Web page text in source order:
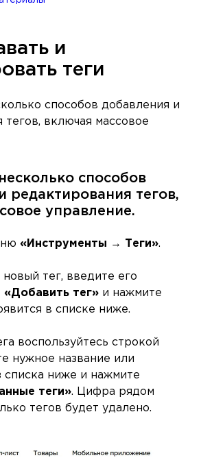
и
теги
способов добавления и
тегов, включая массовое
способов
редактирования тегов,
управление.
«Инструменты → Теги».
тег, введите его
«Добавить тег» и нажмите
в списке ниже.
воспользуйтесь строкой
нужное название или
списка ниже и нажмите
теги». Цифра рядом
тегов будет удалено.